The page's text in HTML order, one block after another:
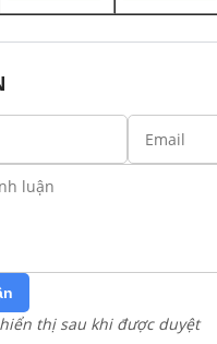
thị sau khi được duyệt